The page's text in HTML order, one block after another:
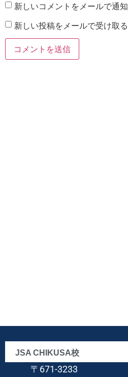
新しいコメントをメールで通知
新しい投稿をメールで受け取る
JSA CHIKUSA校
〒671-3233